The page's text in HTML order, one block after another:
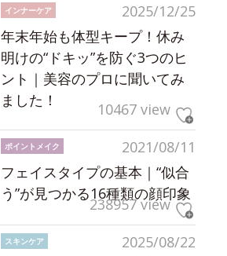
2025/12/25
インナーケア
年末年始も体型キープ！休み
明けの“ドキッ”を防ぐ3つのヒ
ント｜美容のプロに聞いてみ
ました！
10467 view
2021/08/11
ポイントメイク
フェイスタイプの基本｜“似合
う”が見つかる16種類の顔印象
238957 view
2025/08/22
スキンケア